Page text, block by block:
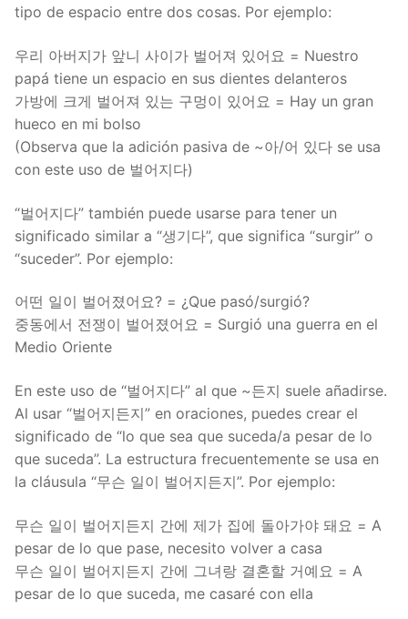
tipo de espacio entre dos cosas. Por ejemplo:
우리 아버지가 앞니 사이가 벌어져 있어요 = Nuestro
papá tiene un espacio en sus dientes delanteros
가방에 크게 벌어져 있는 구멍이 있어요 = Hay un gran
hueco en mi bolso
(Observa que la adición pasiva de ~아/어 있다 se usa
con este uso de 벌어지다)
“벌어지다” también puede usarse para tener un
significado similar a “생기다”, que significa “surgir” o
“suceder”. Por ejemplo:
어떤 일이 벌어졌어요? = ¿Que pasó/surgió?
중동에서 전쟁이 벌어졌어요 = Surgió una guerra en el
Medio Oriente
En este uso de “벌어지다” al que ~든지 suele añadirse.
Al usar “벌어지든지” en oraciones, puedes crear el
significado de “lo que sea que suceda/a pesar de lo
que suceda”. La estructura frecuentemente se usa en
la cláusula “무슨 일이 벌어지든지”. Por ejemplo:
무슨 일이 벌어지든지 간에 제가 집에 돌아가야 돼요 = A
pesar de lo que pase, necesito volver a casa
무슨 일이 벌어지든지 간에 그녀랑 결혼할 거예요 = A
pesar de lo que suceda, me casaré con ella